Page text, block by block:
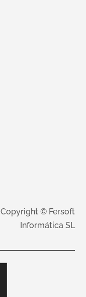
Copyright © Fersoft
Informática SL